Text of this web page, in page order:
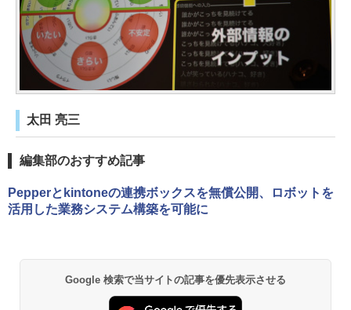
太田 亮三
編集部のおすすめ記事
Pepperとkintoneの連携ボックスを無償公開、ロボットを
活用した業務システム構築を可能に
Google 検索で当サイトの記事を優先表示させる